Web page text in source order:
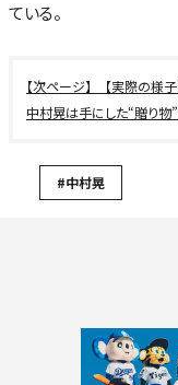
ている。
【実際の様
中村晃は手にした“贈り物
#中村晃